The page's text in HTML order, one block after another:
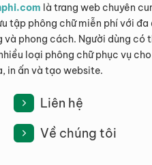
là trang web chuyên
tập phông chữ miễn phí với đa
và phong cách. Người dùng có
loại phông chữ phục vụ
in ấn và tạo website.
Liên hệ
Về chúng tôi